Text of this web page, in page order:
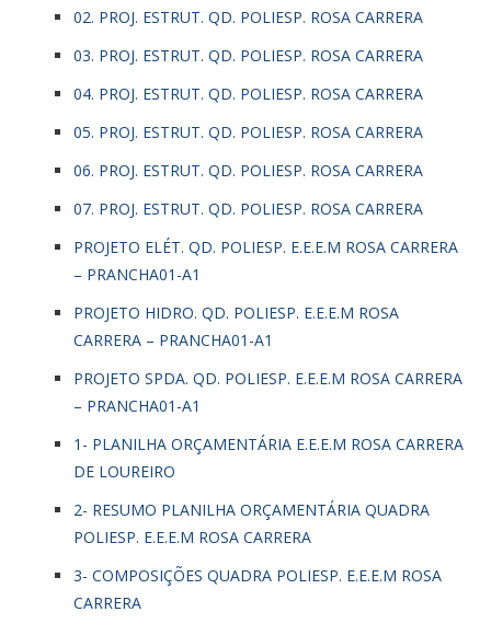
02. PROJ. ESTRUT. QD. POLIESP. ROSA CARRERA
03. PROJ. ESTRUT. QD. POLIESP. ROSA CARRERA
04. PROJ. ESTRUT. QD. POLIESP. ROSA CARRERA
05. PROJ. ESTRUT. QD. POLIESP. ROSA CARRERA
06. PROJ. ESTRUT. QD. POLIESP. ROSA CARRERA
07. PROJ. ESTRUT. QD. POLIESP. ROSA CARRERA
PROJETO ELÉT. QD. POLIESP. E.E.E.M ROSA CARRERA
– PRANCHA01-A1
PROJETO HIDRO. QD. POLIESP. E.E.E.M ROSA
CARRERA – PRANCHA01-A1
PROJETO SPDA. QD. POLIESP. E.E.E.M ROSA CARRERA
– PRANCHA01-A1
1- PLANILHA ORÇAMENTÁRIA E.E.E.M ROSA CARRERA
DE LOUREIRO
2- RESUMO PLANILHA ORÇAMENTÁRIA QUADRA
POLIESP. E.E.E.M ROSA CARRERA
3- COMPOSIÇÕES QUADRA POLIESP. E.E.E.M ROSA
CARRERA